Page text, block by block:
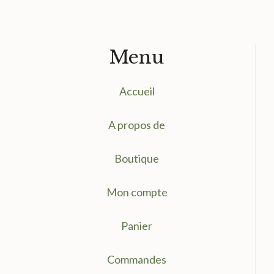
Menu
Accueil
A propos de
Boutique
Mon compte
Panier
Commandes